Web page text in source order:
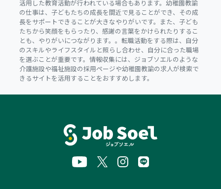
活用した教育活動が行われている場合もあります。幼稚園教諭
の仕事は、子どもたちの成長を間近で見ることができ、その成
長をサポートできることが大きなやりがいです。また、子ども
たちから笑顔をもらったり、感謝の言葉をかけられたりするこ
とも、やりがいにつながります。。転職活動をする際は、自分
のスキルやライフスタイルと照らし合わせ、自分に合った職場
を選ぶことが重要です。情報収集には、ジョブソエルのような
介護施設や福祉施設の採用ページや幼稚園教諭の求人が検索で
きるサイトを活用することをおすすめします。